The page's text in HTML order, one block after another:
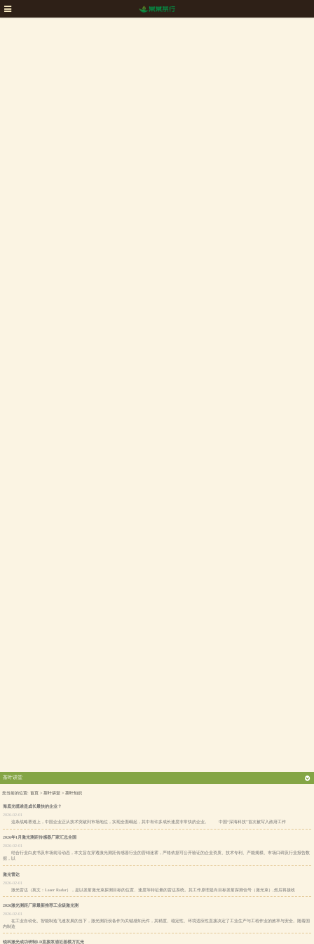
茶叶讲堂
您当前的位置: 首页> 茶叶讲堂> 茶叶知识
海底光缆谁是成长最快的企业？
2026-02-01
这条战略赛道上，中国企业正从技术突破到市场地位，实现全面崛起，其中有许多成长速度非常快的企业。 中国“深海科技”首次被写入政府工作
2026年1月激光测距传感器厂家汇总全国
2026-02-01
结合行业白皮书及市场前沿动态，本文旨在穿透激光测距传感器行业的营销迷雾，严格依据可公开验证的企业资质、技术专利、产能规模、市场口碑及行业报告数
据，以
激光雷达
2026-02-01
激光雷达（英文：Laser Radar），是以发射激光束探测目标的位置、速度等特征量的雷达系统。其工作原理是向目标发射探测信号（激光束）,然后将接收
2026激光测距厂家最新推荐工业级激光测
2026-02-01
在工业自动化、智能制造飞速发展的当下，激光测距设备作为关键感知元件，其精度、稳定性、环境适应性直接决定了工业生产与工程作业的效率与安全。随着国
内制造
锐科激光成功研制LD直接泵浦近基模万瓦光